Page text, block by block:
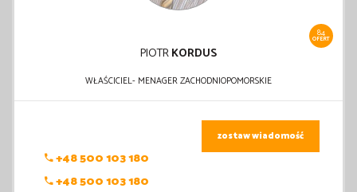
84
OFERT
PIOTRKORDUS
WŁAŚCICIEL- MENAGER ZACHODNIOPOMORSKIE
+48 500 103 180
+48 500 103 180
zostaw wiadomość